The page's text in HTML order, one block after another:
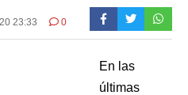
23:33 0
En las
últimas